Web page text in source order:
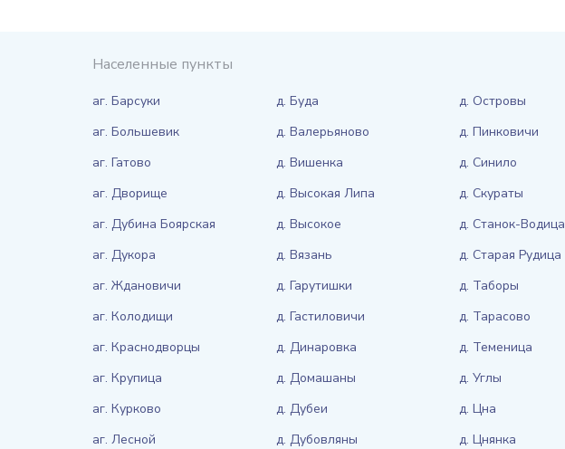
Населенные пункты
аг. Барсуки
аг. Большевик
аг. Гатово
аг. Дворище
аг. Дубина Боярская
аг. Дукора
аг. Ждановичи
аг. Колодищи
аг. Краснодворцы
аг. Крупица
аг. Курково
аг. Лесной
д. Буда
д. Валерьяново
д. Вишенка
д. Высокая Липа
д. Высокое
д. Вязань
д. Гарутишки
д. Гастиловичи
д. Динаровка
д. Домашаны
д. Дубеи
д. Дубовляны
д. Островы
д. Пинковичи
д. Синило
д. Скураты
д. Станок-Водица
д. Старая Рудица
д. Таборы
д. Тарасово
д. Теменица
д. Углы
д. Цна
д. Цнянка